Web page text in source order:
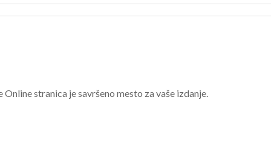
stranica je savršeno mesto za vaše izdanje.